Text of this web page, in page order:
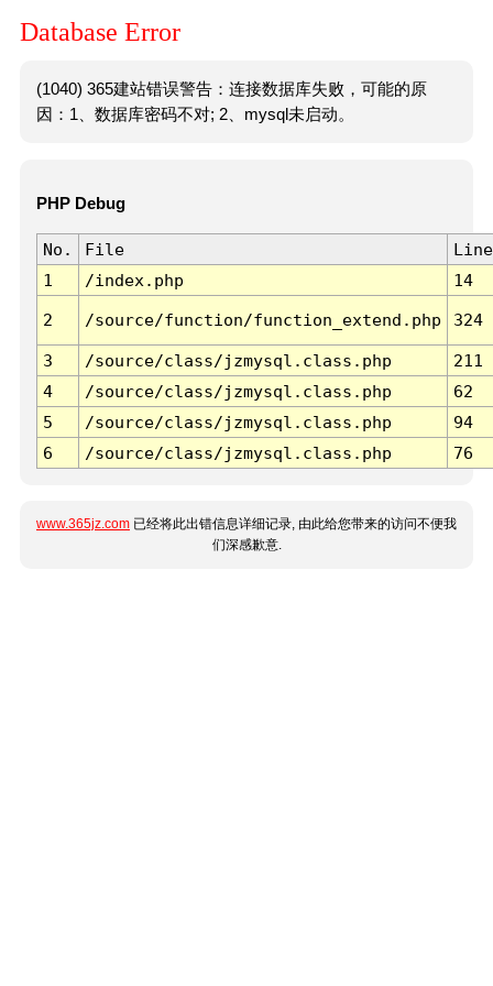
Database Error
(1040) 365建站错误警告：连接数据库失败，可能的原
因：1、数据库密码不对; 2、mysql未启动。
PHP Debug
No. File
Line
1
/index.php 14
2 /source/function/function_extend.php 324
3 /source/class/jzmysql.class.php
211
4
/source/class/jzmysql.class.php
62
5
/source/class/jzmysql.class.php
94
6
/source/class/jzmysql.class.php 76
www.365jz.com 已经将此出错信息详细记录, 由此给您带来的访问不便我
们深感歉意.